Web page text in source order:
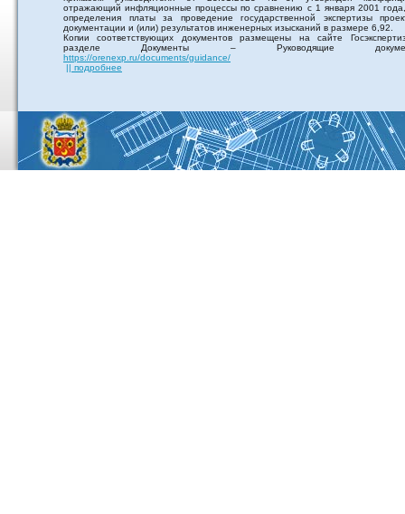
отражающий инфляционные процессы по сравнению с 1 января 2001
определения платы за проведение государственной экспертизы
документации и (или) результатов инженерных изысканий в размере 6,92.
Копии соответствующих документов размещены на сайте
разделе Документы – Руководящие
https://orenexp.ru/documents/guidance/
|| подробнее